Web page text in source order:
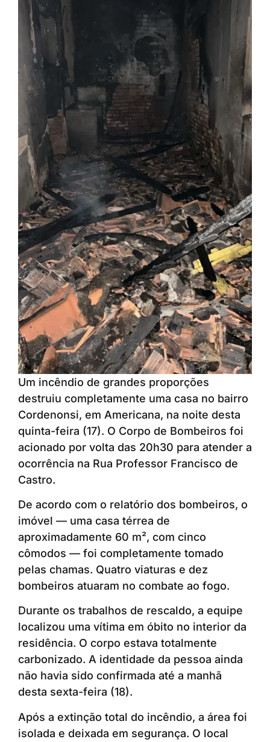
Um incêndio de grandes proporções
destruiu completamente uma casa no bairro
Cordenonsi, em Americana, na noite desta
quinta-feira (17). O Corpo de Bombeiros foi
acionado por volta das 20h30 para atender a
ocorrência na Rua Professor Francisco de
Castro.
De acordo com o relatório dos bombeiros, o
imóvel — uma casa térrea de
aproximadamente 60 m², com cinco
cômodos — foi completamente tomado
pelas chamas. Quatro viaturas e dez
bombeiros atuaram no combate ao fogo.
Durante os trabalhos de rescaldo, a equipe
localizou uma vítima em óbito no interior da
residência. O corpo estava totalmente
carbonizado. A identidade da pessoa ainda
não havia sido confirmada até a manhã
desta sexta-feira (18).
Após a extinção total do incêndio, a área foi
isolada e deixada em segurança. O local